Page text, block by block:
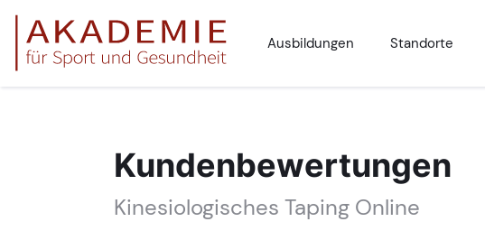
Ausbildungen Standorte
Kundenbewertungen
Kinesiologisches Taping Online